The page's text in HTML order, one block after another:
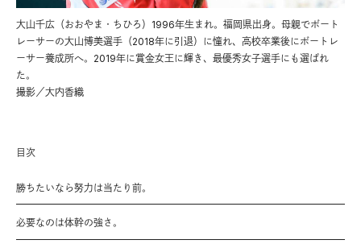
大山千広（おおやま・ちひろ）1996年生まれ。福岡県出身。母親でボート
レーサーの大山博美選手（2018年に引退）に憧れ、高校卒業後にボートレ
ーサー養成所へ。2019年に賞金女王に輝き、最優秀女子選手にも選ばれ
た。
撮影／大内香織
目次
勝ちたいなら努力は当たり前。
必要なのは体幹の強さ。